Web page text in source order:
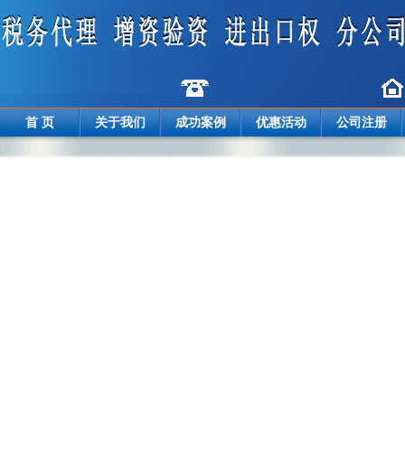
首 页 关于我们 成功案例 优惠活动 公司注册